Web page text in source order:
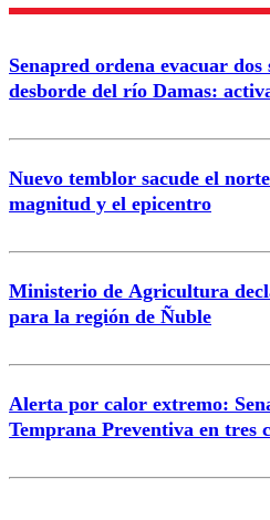
Senapred ordena evacuar
desborde del río Damas:
Nuevo temblor sacude el
magnitud y el epicentro
Ministerio de Agricultura
para la región de Ñuble
Alerta por calor extremo:
Temprana Preventiva en tres